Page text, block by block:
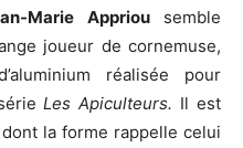
Marie Appriousemble
joueur de cornemuse,
réalisée pour
Les Apiculteurs. Il est
la forme rappelle celui